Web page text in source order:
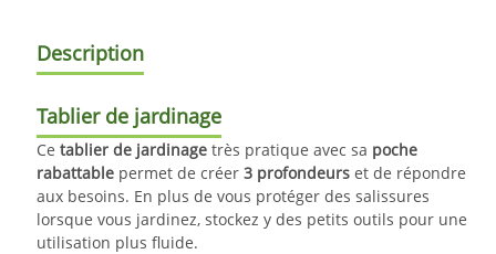
Description
Tablier de jardinage
Ce tablier de jardinage très pratique avec sa poche
rabattable permet de créer 3 profondeurs et de répondre
aux besoins. En plus de vous protéger des salissures
lorsque vous jardinez, stockez y des petits outils pour une
utilisation plus fluide.